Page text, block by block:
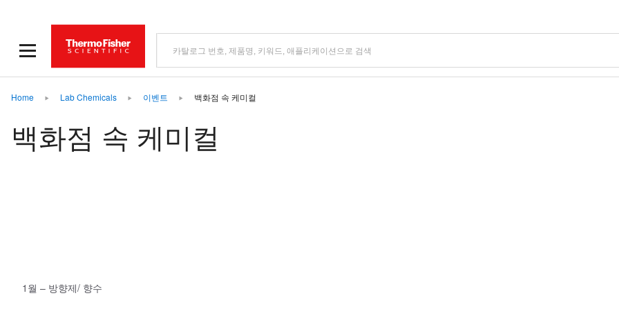
Home Lab Chemicals 이벤트 백화점 속 케미컬
백화점 속 케미컬
1월 – 방향제/ 향수